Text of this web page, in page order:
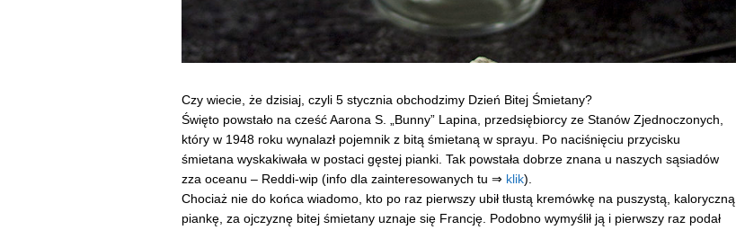
Czy wiecie, że dzisiaj, czyli 5 stycznia obchodzimy Dzień Bitej Śmietany?
Święto powstało na cześć Aarona S. „Bunny” Lapina, przedsiębiorcy ze Stanów Zjednoczonych,
który w 1948 roku wynalazł pojemnik z bitą śmietaną w sprayu. Po naciśnięciu przycisku
śmietana wyskakiwała w postaci gęstej pianki. Tak powstała dobrze znana u naszych sąsiadów
zza oceanu – Reddi-wip (info dla zainteresowanych tu ⇒ klik).
Chociaż nie do końca wiadomo, kto po raz pierwszy ubił tłustą kremówkę na puszystą, kaloryczną
piankę, za ojczyznę bitej śmietany uznaje się Francję. Podobno wymyślił ją i pierwszy raz podał